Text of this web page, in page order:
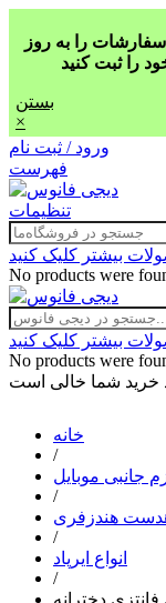
را به روز
بستن
×
ورود / ثبت نام
فهرست
تنظیمات
No products were
No products were
خانه
/
جانبی موبایل
/
هندزفری
/
انواع ایرپاد
/